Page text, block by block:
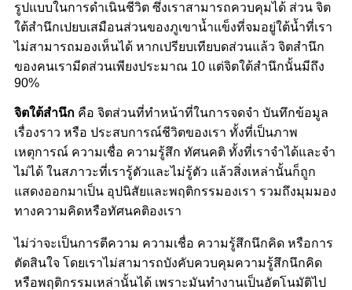
รูปแบบในการดำเนินชีวิต ซึ่งเราสามารถควบคุมได้ ส่วน จิต
ใต้สำนึกเปยบเสมือนส่วนของภูเขาน้ำแข็งที่จมอยู่ใต้น้ำที่เรา
ไม่สามารถมองเห็นได้ หากเปรียบเทียบดส่วนแล้ว จิตสำนึก
ของคนเรามีดส่วนเพียงประมาณ 10 แต่จิตใต้สำนึกนั้นมีถึง
90%
จิตใต้สำนึก คือ จิตส่วนที่ทำหน้าที่ในการจดจำ บันทึกข้อมูล
เรื่องราว หรือ ประสบการณ์ชีวิตของเรา ทั้งที่เป็นภาพ
เหตุการณ์ ความเชื่อ ความรู้สึก ทัศนคติ ทั้งที่เราจำได้และจำ
ไม่ได้ ในสภาวะที่เรารู้ตัวและไม่รู้ตัว แล้วสิ่งเหล่านั้นก็ถูก
แสดงออกมาเป็น อุปนิสัยและพฤติกรรมองเรา รวมถึงมุมมอง
ทางความคิดหรือทัศนคติองเรา
ไม่ว่าจะเป็นการตีความ ความเชื่อ ความรู้สึกนึกคิด หรือการ
ตัดสินใจ โดยเราไม่สามารถบังคับควบคุมความรู้สึกนึกคิด
หรือพฤติกรรมเหล่านั้นได้ เพราะมันทำงานเป็นอัตโนมัติไป